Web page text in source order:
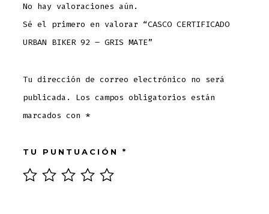
No hay valoraciones aún.
Sé el primero en valorar “CASCO CERTIFICADO
URBAN BIKER 92 – GRIS MATE”
Tu dirección de correo electrónico no será
publicada.
Los campos obligatorios están
marcados con *
TU PUNTUACIÓN *